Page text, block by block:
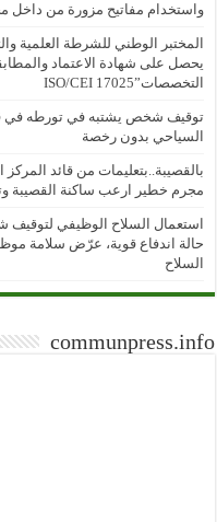
واستخدام مفاتيح مزورة من داخل
المختبر الوطني للشرطة العلمية
يحصل على شهادة الاعتماد
التخصصات”ISO/CEI 17025
توقيف شخص يشتبه في تورطه في
السياحي بدون رخصة
بالقصيبة..بتعليمات من قائد
مجرم خطير ارعب ساكنة القصيبة
استعمال السلاح الوظيفي
حالة اندفاع قوية، عرّض سلامة
السلاح
communpress.info